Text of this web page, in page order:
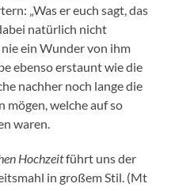
„Was er euch sagt, das
natürlich nicht
ein Wunder von ihm
ebenso erstaunt wie die
nachher noch lange die
mögen, welche auf so
waren.
Hochzeitführt uns der
in großem Stil. (Mt